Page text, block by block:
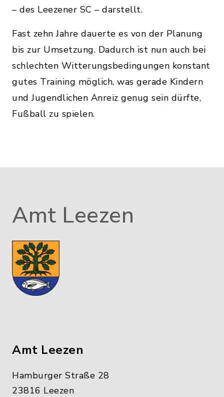
– des Leezener SC – darstellt.
Fast zehn Jahre dauerte es von der Planung
bis zur Umsetzung. Dadurch ist nun auch bei
schlechten Witterungsbedingungen konstant
gutes Training möglich, was gerade Kindern
und Jugendlichen Anreiz genug sein dürfte,
Fußball zu spielen.
Amt Leezen
Amt Leezen
Hamburger Straße 28
23816 Leezen